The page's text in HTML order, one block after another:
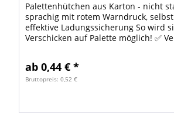
Palettenhütchen aus Karton - nicht
sprachig mit rotem Warndruck,
effektive Ladungssicherung So wird
Verschicken auf Palette möglich! ✅
ab 0,44 € *
Bruttopreis: 0,52 €